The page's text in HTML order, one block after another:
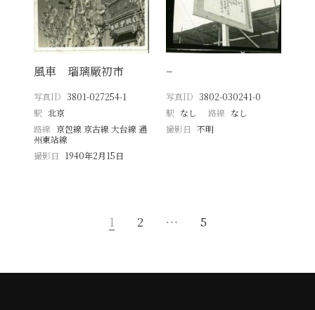
風車 瑠璃厰初市
写真ID 3801-027254-1
駅 北京
路線 京包線 京古線 大台線 通
州東站線
撮影日
1940年2月15日
−
写真ID 3802-030241-0
駅 なし 路線 なし
撮影日 不明
1 2 … 5